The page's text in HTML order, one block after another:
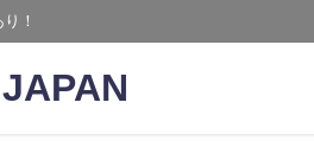
！